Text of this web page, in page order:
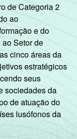
de Categoria 2
ao
e do
Setor de
cinco áreas da
estratégicos
seus
sociedades da
de atuação do
lusófonos da